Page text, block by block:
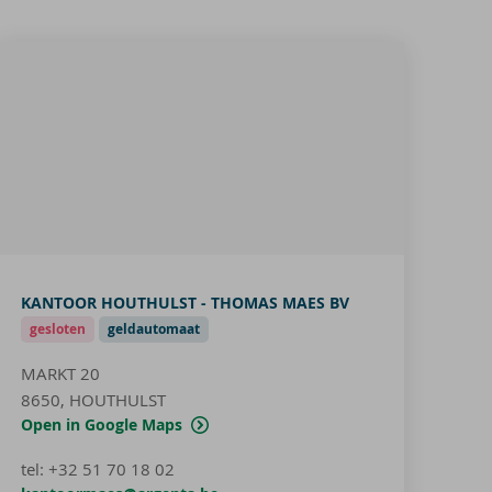
KANTOOR HOUTHULST - THOMAS MAES BV
gesloten geldautomaat
MARKT 20
8650, HOUTHULST
Open in Google Maps
tel: +32 51 70 18 02